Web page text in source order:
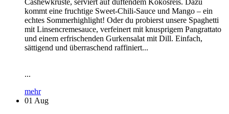
Cashewkruste, serviert auf duftendem Kokosreis. Dazu
kommt eine fruchtige Sweet-Chili-Sauce und Mango – ein
echtes Sommerhighlight! Oder du probierst unsere Spaghetti
mit Linsencremesauce, verfeinert mit knusprigem Pangrattato
und einem erfrischenden Gurkensalat mit Dill. Einfach,
sättigend und überraschend raffiniert...
...
mehr
01 Aug